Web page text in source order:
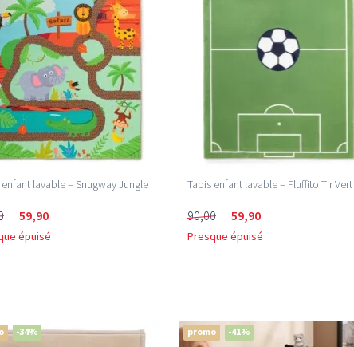
lavable – Snugway Jungle
59,90
épuisé
Tapis enfant lavable – Fluffito Tir Vert
90,00 59,90
Presque épuisé
-34% promo -41%